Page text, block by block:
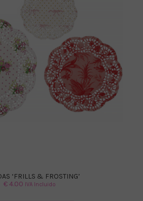
‘FRILLS & FROSTING’
€4.00 IVA Incluido